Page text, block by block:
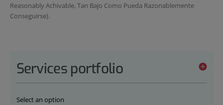
Reasonably Achivable, Tan Bajo Como Pueda Razonablemente
Conseguirse).
Services portfolio
Select an option